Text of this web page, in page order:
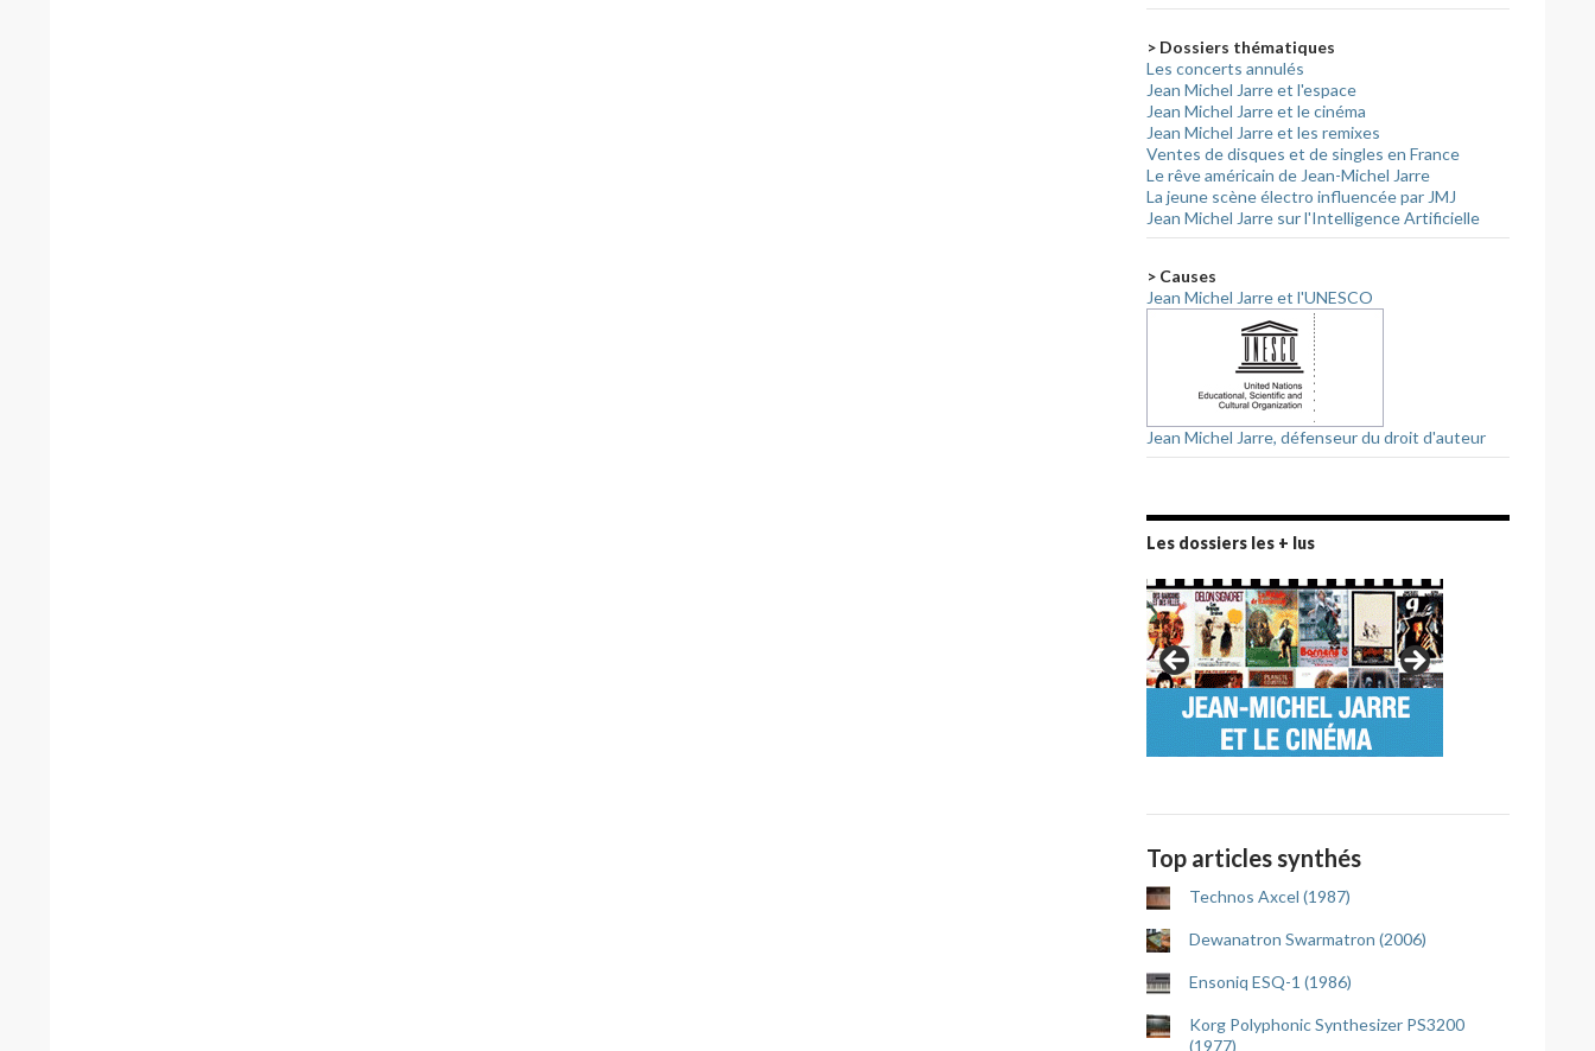
> Dossiers thématiques
Les concerts annulés
Jean Michel Jarre et l'espace
Jean Michel Jarre et le cinéma
Jean Michel Jarre et les remixes
Ventes de disques et de singles en France
Le rêve américain de Jean-Michel Jarre
La jeune scène électro influencée par JMJ
Jean Michel Jarre sur l'Intelligence Artificielle
> Causes
Jean Michel Jarre et l'UNESCO
Jean Michel Jarre, défenseur du droit d'auteur
Les dossiers les + lus
Top articles synthés
Technos Axcel (1987)
Dewanatron Swarmatron (2006)
Ensoniq ESQ-1 (1986)
Korg Polyphonic Synthesizer PS3200
(1977)